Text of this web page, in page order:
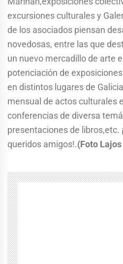
excursiones culturales y
de los asociados piensan
novedosas, entre las que
un nuevo mercadillo de arte
potenciación de
en distintos lugares de
mensual de actos culturales
conferencias de diversa
presentaciones de libros,etc.
queridos amigos!.(Foto